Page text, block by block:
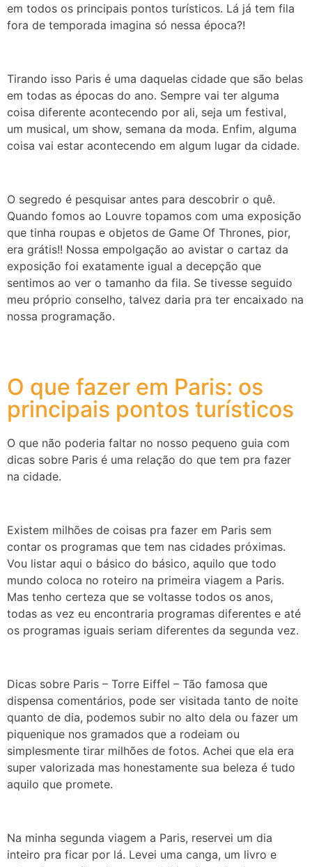
em todos os principais pontos turísticos. Lá já tem fila
fora de temporada imagina só nessa época?!
Tirando isso Paris é uma daquelas cidade que são belas
em todas as épocas do ano. Sempre vai ter alguma
coisa diferente acontecendo por ali, seja um festival,
um musical, um show, semana da moda. Enfim, alguma
coisa vai estar acontecendo em algum lugar da cidade.
O segredo é pesquisar antes para descobrir o quê.
Quando fomos ao Louvre topamos com uma exposição
que tinha roupas e objetos de Game Of Thrones, pior,
era grátis!! Nossa empolgação ao avistar o cartaz da
exposição foi exatamente igual a decepção que
sentimos ao ver o tamanho da fila. Se tivesse seguido
meu próprio conselho, talvez daria pra ter encaixado na
nossa programação.
O que fazer em Paris: os
principais pontos turísticos
O que não poderia faltar no nosso pequeno guia com
dicas sobre Paris é uma relação do que tem pra fazer
na cidade.
Existem milhões de coisas pra fazer em Paris sem
contar os programas que tem nas cidades próximas.
Vou listar aqui o básico do básico, aquilo que todo
mundo coloca no roteiro na primeira viagem a Paris.
Mas tenho certeza que se voltasse todos os anos,
todas as vez eu encontraria programas diferentes e até
os programas iguais seriam diferentes da segunda vez.
Dicas sobre Paris – Torre Eiffel – Tão famosa que
dispensa comentários, pode ser visitada tanto de noite
quanto de dia, podemos subir no alto dela ou fazer um
piquenique nos gramados que a rodeiam ou
simplesmente tirar milhões de fotos. Achei que ela era
super valorizada mas honestamente sua beleza é tudo
aquilo que promete.
Na minha segunda viagem a Paris, reservei um dia
inteiro pra ficar por lá. Levei uma canga, um livro e